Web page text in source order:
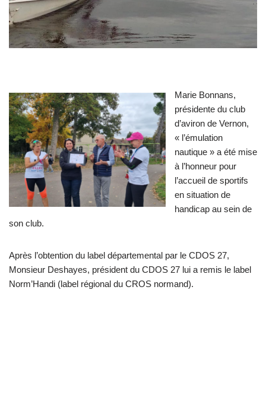
Marie Bonnans,
présidente du club
d’aviron de Vernon,
« l’émulation
nautique » a été mise
à l’honneur pour
l’accueil de sportifs
en situation de
handicap au sein de
son club.
Après l’obtention du label départemental par le CDOS 27,
Monsieur Deshayes, président du CDOS 27 lui a remis le label
Norm’Handi (label régional du CROS normand).